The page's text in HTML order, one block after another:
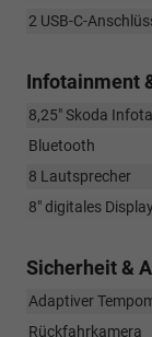
2 USB-C-
Infotainment
8,25" Skoda
Bluetooth
8 Lautsprecher
8" digitales Display
Sicherheit &
Adaptiver
Rückfahrkamera